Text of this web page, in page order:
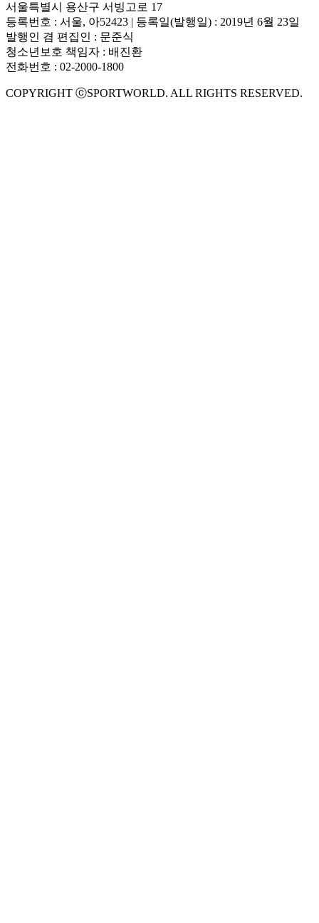
서울특별시 용산구 서빙고로 17
등록번호 : 서울, 아52423 | 등록일(발행일) : 2019년 6월 23일
발행인 겸 편집인 : 문준식
청소년보호 책임자 : 배진환
전화번호 : 02-2000-1800
COPYRIGHT ⓒSPORTWORLD. ALL RIGHTS RESERVED.